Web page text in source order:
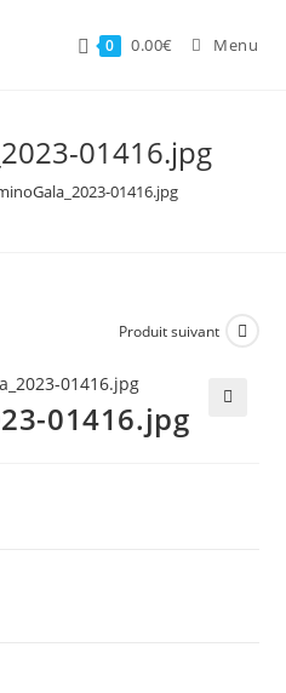
0 0.00€ Menu
01416.jpg
01416.jpg
Produit suivant
01416.jpg